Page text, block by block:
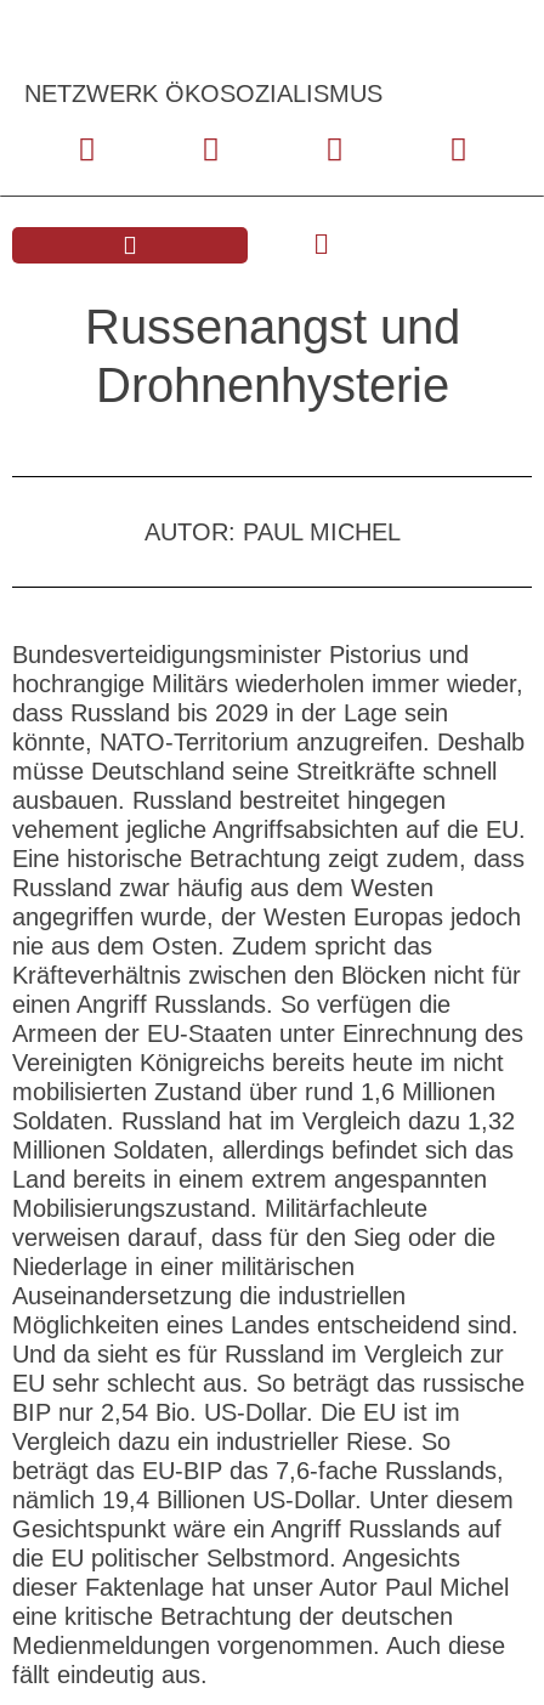
NETZWERK ÖKOSOZIALISMUS
Russenangst und
Drohnenhysterie
AUTOR: PAUL MICHEL
Bundesverteidigungsminister Pistorius und
hochrangige Militärs wiederholen immer wieder,
dass Russland bis 2029 in der Lage sein
könnte, NATO-Territorium anzugreifen. Deshalb
müsse Deutschland seine Streitkräfte schnell
ausbauen. Russland bestreitet hingegen
vehement jegliche Angriffsabsichten auf die EU.
Eine historische Betrachtung zeigt zudem, dass
Russland zwar häufig aus dem Westen
angegriffen wurde, der Westen Europas jedoch
nie aus dem Osten. Zudem spricht das
Kräfteverhältnis zwischen den Blöcken nicht für
einen Angriff Russlands. So verfügen die
Armeen der EU-Staaten unter Einrechnung des
Vereinigten Königreichs bereits heute im nicht
mobilisierten Zustand über rund 1,6 Millionen
Soldaten. Russland hat im Vergleich dazu 1,32
Millionen Soldaten, allerdings befindet sich das
Land bereits in einem extrem angespannten
Mobilisierungszustand. Militärfachleute
verweisen darauf, dass für den Sieg oder die
Niederlage in einer militärischen
Auseinandersetzung die industriellen
Möglichkeiten eines Landes entscheidend sind.
Und da sieht es für Russland im Vergleich zur
EU sehr schlecht aus. So beträgt das russische
BIP nur 2,54 Bio. US-Dollar. Die EU ist im
Vergleich dazu ein industrieller Riese. So
beträgt das EU-BIP das 7,6-fache Russlands,
nämlich 19,4 Billionen US-Dollar. Unter diesem
Gesichtspunkt wäre ein Angriff Russlands auf
die EU politischer Selbstmord. Angesichts
dieser Faktenlage hat unser Autor Paul Michel
eine kritische Betrachtung der deutschen
Medienmeldungen vorgenommen. Auch diese
fällt eindeutig aus.